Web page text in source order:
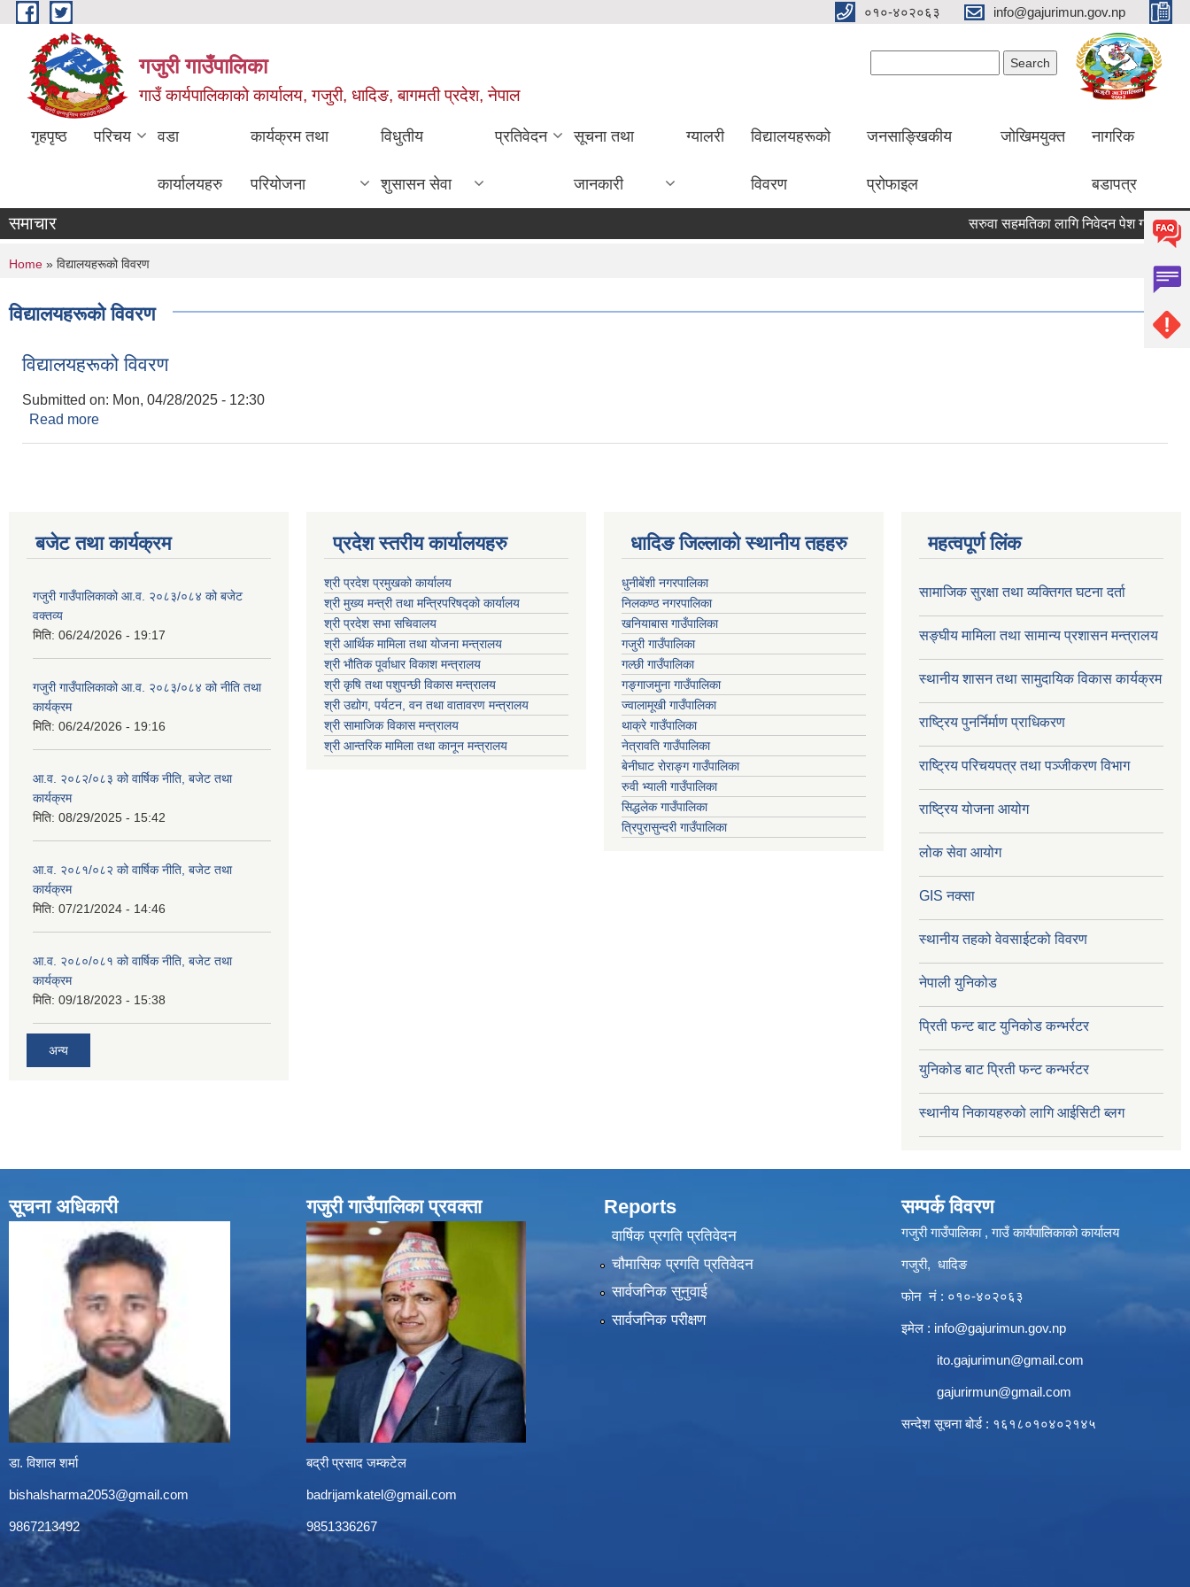
Skip to main content ०१०-४०२०६३ info@gajurimun.gov.np
गजुरी गाउँपालिका
गाउँ कार्यपालिकाको कार्यालय, गजुरी, धादिङ, बागमती प्रदेश, नेपाल
गृहपृष्ठ परिचय वडा
कार्यालयहरु
कार्यक्रम तथा
परियोजना
विधुतीय
शुसासन सेवा
प्रतिवेदन सूचना तथा
जानकारी
ग्यालरी विद्यालयहरूको
विवरण
जनसाङ्खिकीय
प्रोफाइल
जोखिमयुक्त नागरिक
बडापत्र
समाचार सरुवा सहमतिका लागि निवेदन पेश गर्ने बारे
You are here
Home » विद्यालयहरूको विवरण
विद्यालयहरूको विवरण
विद्यालयहरूको विवरण
Submitted on: Mon, 04/28/2025 - 12:30
Read more
बजेट तथा कार्यक्रम
गजुरी गाउँपालिकाको आ.व. २०८३/०८४ को बजेट
वक्तव्य
मिति: 06/24/2026 - 19:17
गजुरी गाउँपालिकाको आ.व. २०८३/०८४ को नीति तथा
कार्यक्रम
मिति: 06/24/2026 - 19:16
आ.व. २०८२/०८३ को वार्षिक नीति, बजेट तथा
कार्यक्रम
मिति: 08/29/2025 - 15:42
आ.व. २०८१/०८२ को वार्षिक नीति, बजेट तथा
कार्यक्रम
मिति: 07/21/2024 - 14:46
आ.व. २०८०/०८१ को वार्षिक नीति, बजेट तथा
कार्यक्रम
मिति: 09/18/2023 - 15:38
अन्य
प्रदेश स्तरीय कार्यालयहरु
श्री प्रदेश प्रमुखको कार्यालय
श्री मुख्य मन्त्री तथा मन्त्रिपरिषद्को कार्यालय
श्री प्रदेश सभा सचिवालय
श्री आर्थिक मामिला तथा योजना मन्त्रालय
श्री भौतिक पूर्वाधार विकाश मन्त्रालय
श्री कृषि तथा पशुपन्छी विकास मन्त्रालय
श्री उद्योग, पर्यटन, वन तथा वातावरण मन्त्रालय
श्री सामाजिक विकास मन्त्रालय
श्री आन्तरिक मामिला तथा कानून मन्त्रालय
धादिङ जिल्लाकाे स्थानीय तहहरु
धुनीबेंशी नगरपालिका
निलकण्ठ नगरपालिका
खनियाबास गाउँपालिका
गजुरी गाउँपालिका
गल्छी गाउँपालिका
गङ्गाजमुना गाउँपालिका
ज्वालामूखी गाउँपालिका
थाक्रे गाउँपालिका
नेत्रावति गाउँपालिका
बेनीघाट रोराङ्ग गाउँपालिका
रुवी भ्याली गाउँपालिका
सिद्धलेक गाउँपालिका
त्रिपुरासुन्दरी गाउँपालिका
महत्वपूर्ण लिंक
सामाजिक सुरक्षा तथा व्यक्तिगत घटना दर्ता
सङ्घीय मामिला तथा सामान्य प्रशासन मन्त्रालय
स्थानीय शासन तथा सामुदायिक विकास कार्यक्रम
राष्ट्रिय पुनर्निर्माण प्राधिकरण
राष्ट्रिय परिचयपत्र तथा पञ्जीकरण विभाग
राष्ट्रिय योजना आयोग
लोक सेवा आयोग
GIS नक्सा
स्थानीय तहको वेवसाईटको विवरण
नेपाली युनिकोड
प्रिती फन्ट बाट युनिकोड कन्भर्रटर
युनिकोड बाट प्रिती फन्ट कन्भर्रटर
स्थानीय निकायहरुको लागि आईसिटी ब्लग
सूचना अधिकारी
डा. विशाल शर्मा
bishalsharma2053@gmail.com
9867213492
गजुरी गाउँपालिका प्रवक्ता
बद्री प्रसाद जम्कटेल
badrijamkatel@gmail.com
9851336267
Reports
वार्षिक प्रगति प्रतिवेदन
चौमासिक प्रगति प्रतिवेदन
सार्वजनिक सुनुवाई
सार्वजनिक परीक्षण
सम्पर्क विवरण
गजुरी गाउँपालिका , गाउँ कार्यपालिकाको कार्यालय
गजुरी, धादिङ
फोन नं : ०१०-४०२०६३
इमेल : info@gajurimun.gov.np
ito.gajurimun@gmail.com
gajurirmun@gmail.com
सन्देश सूचना बोर्ड : १६१८०१०४०२१४५